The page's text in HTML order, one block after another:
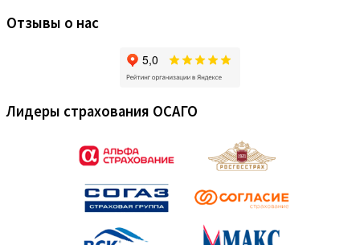
Отзывы о нас
Лидеры страхования ОСАГО